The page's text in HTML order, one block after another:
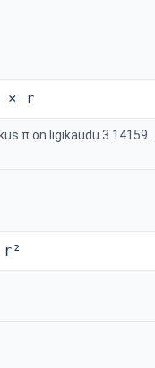
× r
π on ligikaudu 3.14159.